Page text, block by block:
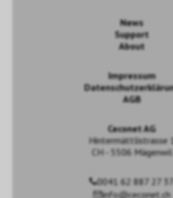
News
Support
About
Impressum
AGB
Ceconet AG
Hintermättlistrasse
CH - 5506 Mägenwil
0041 62 887 27 37
info@ceconet.ch